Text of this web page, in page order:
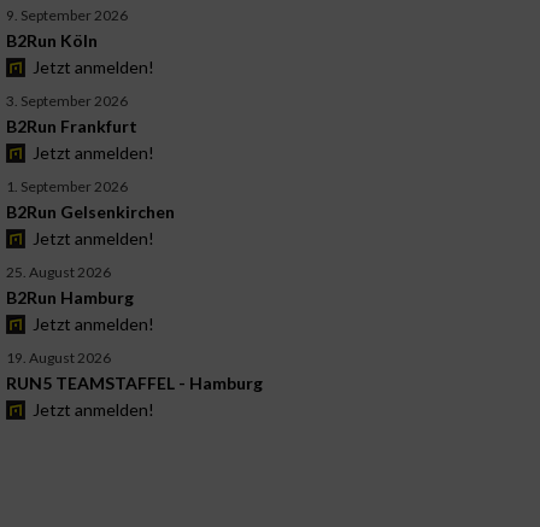
9. September 2026
B2Run Köln
Jetzt anmelden!
3. September 2026
B2Run Frankfurt
Jetzt anmelden!
1. September 2026
B2Run Gelsenkirchen
Jetzt anmelden!
25. August 2026
B2Run Hamburg
Jetzt anmelden!
19. August 2026
RUN5 TEAMSTAFFEL - Hamburg
Jetzt anmelden!